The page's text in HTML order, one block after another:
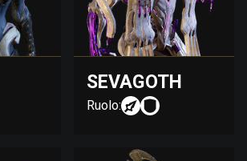
SEVAGOTH
Ruolo: